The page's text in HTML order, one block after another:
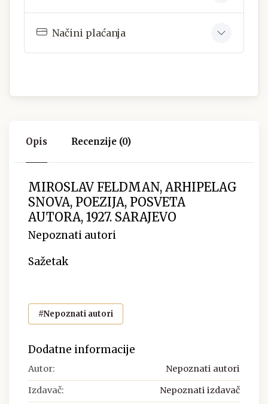
Načini plaćanja
Opis Recenzije (0)
MIROSLAV FELDMAN, ARHIPELAG
SNOVA, POEZIJA, POSVETA
AUTORA, 1927. SARAJEVO
Nepoznati autori
Sažetak
#Nepoznati autori
Dodatne informacije
Autor: Nepoznati autori
Izdavač: Nepoznati izdavač